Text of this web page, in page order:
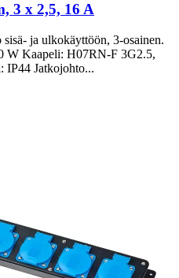
3 x 2,5, 16 A
ja ulkokäyttöön, 3-osainen.
W Kaapeli: H07RN-F 3G2.5,
IP44 Jatkojohto...